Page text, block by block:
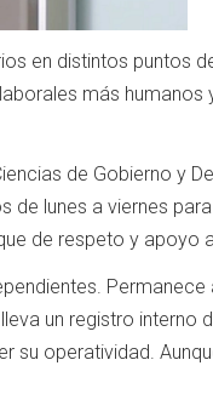
en distintos puntos
más humanos
de Gobierno y
de lunes a viernes
de respeto y apoyo
un registro interno
su operatividad.